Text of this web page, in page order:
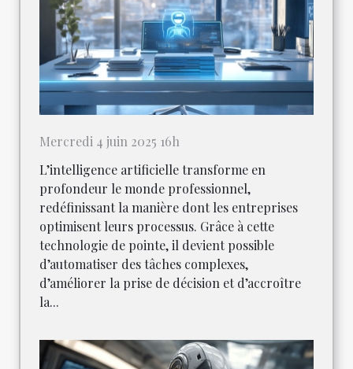
Mercredi 4 juin 2025 16h
L’intelligence artificielle transforme en
profondeur le monde professionnel,
redéfinissant la manière dont les entreprises
optimisent leurs processus. Grâce à cette
technologie de pointe, il devient possible
d’automatiser des tâches complexes,
d’améliorer la prise de décision et d’accroître
la...